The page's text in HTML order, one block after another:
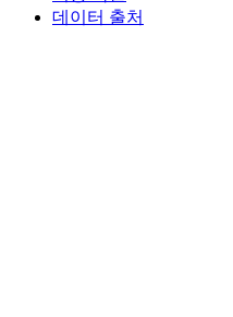
데이터 출처